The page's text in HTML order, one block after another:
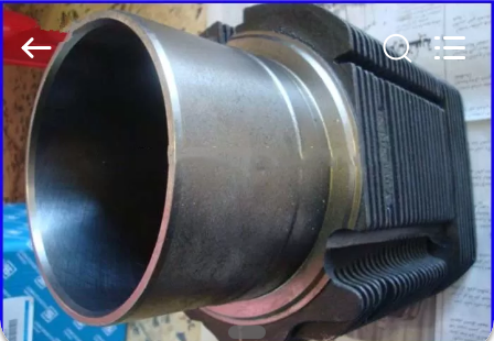
HUIS
PRODUCTEN
OVER
ONS
Enterprise
Management
Services
Co.,LTD.
All
Rights
Reserved.